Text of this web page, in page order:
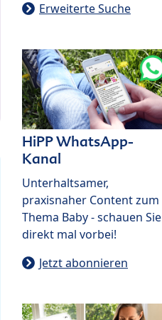
Erweiterte Suche
HiPP WhatsApp-
Kanal
Unterhaltsamer,
praxisnaher Content zum
Thema Baby - schauen Sie
direkt mal vorbei!
Jetzt abonnieren